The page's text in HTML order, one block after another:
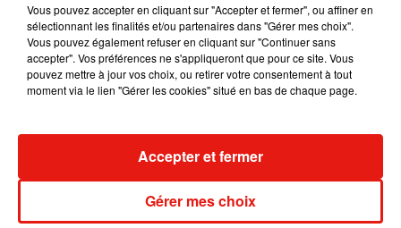
3 août 2026
Swedish House Mafia et Lykke Li
David Guetta et Carl Cox signent un B2B
Vous pouvez accepter en cliquant sur "Accepter et fermer", ou affiner en
sélectionnant les finalités et/ou partenaires dans "Gérer mes choix".
Vous pouvez également refuser en cliquant sur "Continuer sans
accepter". Vos préférences ne s'appliqueront que pour ce site. Vous
pouvez mettre à jour vos choix, ou retirer votre consentement à tout
moment via le lien "Gérer les cookies" situé en bas de chaque page.
Gérer mes choix
Accepter et fermer